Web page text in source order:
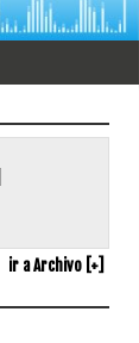
ir a Archivo [+]